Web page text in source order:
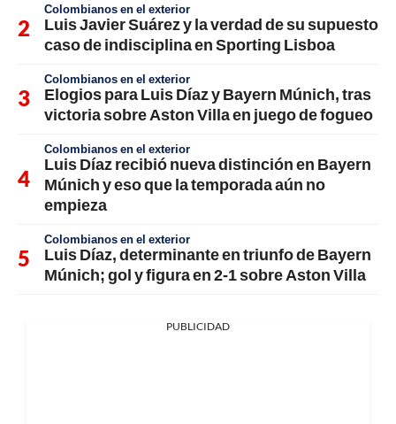
Colombianos en el exterior
Luis Javier Suárez y la verdad de su supuesto
caso de indisciplina en Sporting Lisboa
Colombianos en el exterior
Elogios para Luis Díaz y Bayern Múnich, tras
victoria sobre Aston Villa en juego de fogueo
Colombianos en el exterior
Luis Díaz recibió nueva distinción en Bayern
Múnich y eso que la temporada aún no
empieza
Colombianos en el exterior
Luis Díaz, determinante en triunfo de Bayern
Múnich; gol y figura en 2-1 sobre Aston Villa
PUBLICIDAD